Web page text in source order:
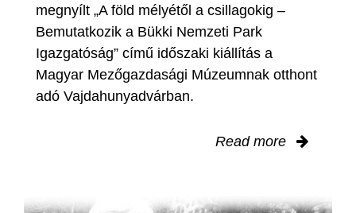
megnyílt „A föld mélyétől a csillagokig –
Bemutatkozik a Bükki Nemzeti Park
Igazgatóság” című időszaki kiállítás a
Magyar Mezőgazdasági Múzeumnak otthont
adó Vajdahunyadvárban.
Read more